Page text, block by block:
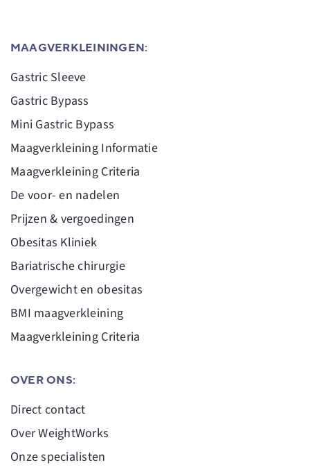
MAAGVERKLEININGEN:
Gastric Sleeve
Gastric Bypass
Mini Gastric Bypass
Maagverkleining Informatie
Maagverkleining Criteria
De voor- en nadelen
Prijzen & vergoedingen
Obesitas Kliniek
Bariatrische chirurgie
Overgewicht en obesitas
BMI maagverkleining
Maagverkleining Criteria
OVER ONS:
Direct contact
Over WeightWorks
Onze specialisten